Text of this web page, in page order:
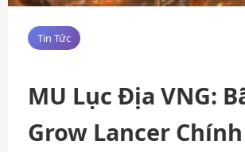
Tin Tức
MU Lục Địa VNG:
Grow Lancer